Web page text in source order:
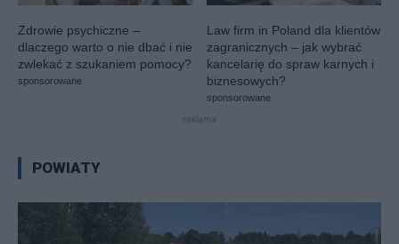
Zdrowie psychiczne –
dlaczego warto o nie dbać i nie
zwlekać z szukaniem pomocy?
sponsorowane
Law firm in Poland dla klientów
zagranicznych – jak wybrać
kancelarię do spraw karnych i
biznesowych?
sponsorowane
reklama
POWIATY
Wszystkie
Nowe Miasto Lubawskie
Olecko Olsztyn
Ostróda
Więcej